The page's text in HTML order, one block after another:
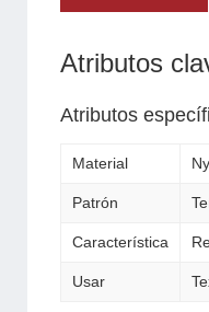
Atributos
Atributos
Material
Patrón
Característica
Usar